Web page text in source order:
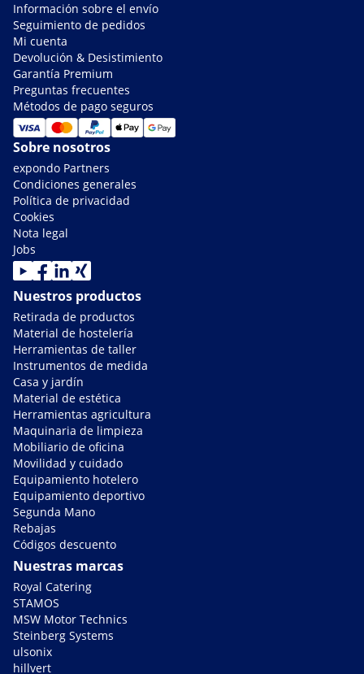
Información sobre el envío
Seguimiento de pedidos
Mi cuenta
Devolución & Desistimiento
Garantía Premium
Preguntas frecuentes
Métodos de pago seguros
Sobre nosotros
expondo Partners
Condiciones generales
Política de privacidad
Cookies
Nota legal
Jobs
Nuestros productos
Retirada de productos
Material de hostelería
Herramientas de taller
Instrumentos de medida
Casa y jardín
Material de estética
Herramientas agricultura
Maquinaria de limpieza
Mobiliario de oficina
Movilidad y cuidado
Equipamiento hotelero
Equipamiento deportivo
Segunda Mano
Rebajas
Códigos descuento
Nuestras marcas
Royal Catering
STAMOS
MSW Motor Technics
Steinberg Systems
ulsonix
hillvert